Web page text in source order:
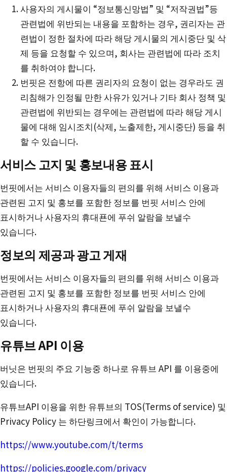
사용자의 게시물이 “정보통신망법” 및 “저작권법”등
관련법에 위반되는 내용을 포함하는 경우, 권리자는 관
련법이 정한 절차에 따라 해당 게시물의 게시중단 및 삭
제 등을 요청할 수 있으며, 회사는 관련법에 따라 조치
를 취하여야 합니다.
번핏은 전항에 따른 권리자의 요청이 없는 경우라도 권
리침해가 인정될 만한 사유가 있거나 기타 회사 정책 및
관련법에 위반되는 경우에는 관련법에 따라 해당 게시
물에 대해 임시조치(삭제, 노출제한, 게시중단) 등을 취
할 수 있습니다.
서비스 고지 및 홍보내용 표시
번핏에서는 서비스 이용자들의 편의를 위해 서비스 이용과
관련된 고지 및 홍보를 포함한 정보를 번핏 서비스 안에
표시하거나 사용자의 휴대푠에 푸쉬 알람을 보낼수
있습니다.
정보의 제공과 광고 게재
번핏에서는 서비스 이용자들의 편의를 위해 서비스 이용과
관련된 고지 및 홍보를 포함한 정보를 번핏 서비스 안에
표시하거나 사용자의 휴대푠에 푸쉬 알람을 보낼수
있습니다.
유튜브 API 이용
버닛은 번핏의 주요 기능중 하나로 유튜브 API 를 이용중에
있습니다.
유튜브API 이용을 위한 유튜브의 TOS(Terms of service) 및
Privacy Policy 는 하단링크에서 확인이 가능합니다.
https://www.youtube.com/t/terms
https://policies.google.com/privacy